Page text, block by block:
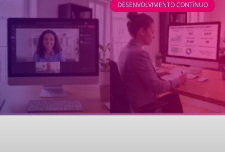
DESENVOLVIMENTO CONTÍNUO